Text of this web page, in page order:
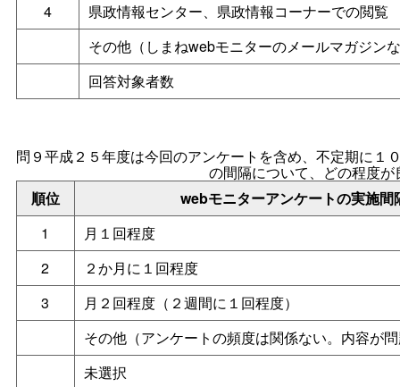
4
県政情報センター、県政情報コーナーでの閲覧
その他（しまねwebモニターのメールマガジン
回答対象者数
問９平成２５年度は今回のアンケートを含め、不定期に１
の間隔について、どの程度
順位
webモニターアンケートの実施間
1
月１回程度
2
２か月に１回程度
3
月２回程度（２週間に１回程度）
その他（アンケートの頻度は関係ない。内容が
未選択